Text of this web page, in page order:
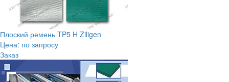
Плоский ремень TP5 H Ziligen
Цена: по запросу
Заказ